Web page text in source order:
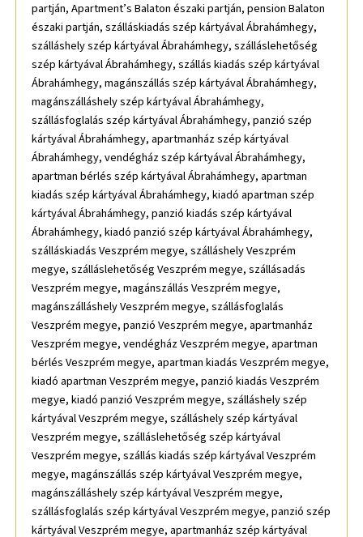
partján, Apartment’s Balaton északi partján, pension Balaton
északi partján, szálláskiadás szép kártyával Ábrahámhegy,
szálláshely szép kártyával Ábrahámhegy, szálláslehetőség
szép kártyával Ábrahámhegy, szállás kiadás szép kártyával
Ábrahámhegy, magánszállás szép kártyával Ábrahámhegy,
magánszálláshely szép kártyával Ábrahámhegy,
szállásfoglalás szép kártyával Ábrahámhegy, panzió szép
kártyával Ábrahámhegy, apartmanház szép kártyával
Ábrahámhegy, vendégház szép kártyával Ábrahámhegy,
apartman bérlés szép kártyával Ábrahámhegy, apartman
kiadás szép kártyával Ábrahámhegy, kiadó apartman szép
kártyával Ábrahámhegy, panzió kiadás szép kártyával
Ábrahámhegy, kiadó panzió szép kártyával Ábrahámhegy,
szálláskiadás Veszprém megye, szálláshely Veszprém
megye, szálláslehetőség Veszprém megye, szállásadás
Veszprém megye, magánszállás Veszprém megye,
magánszálláshely Veszprém megye, szállásfoglalás
Veszprém megye, panzió Veszprém megye, apartmanház
Veszprém megye, vendégház Veszprém megye, apartman
bérlés Veszprém megye, apartman kiadás Veszprém megye,
kiadó apartman Veszprém megye, panzió kiadás Veszprém
megye, kiadó panzió Veszprém megye, szálláshely szép
kártyával Veszprém megye, szálláshely szép kártyával
Veszprém megye, szálláslehetőség szép kártyával
Veszprém megye, szállás kiadás szép kártyával Veszprém
megye, magánszállás szép kártyával Veszprém megye,
magánszálláshely szép kártyával Veszprém megye,
szállásfoglalás szép kártyával Veszprém megye, panzió szép
kártyával Veszprém megye, apartmanház szép kártyával